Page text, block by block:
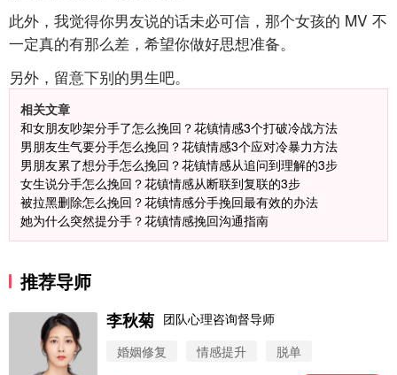
此外，我觉得你男友说的话未必可信，那个女孩的 MV 不
一定真的有那么差，希望你做好思想准备。
另外，留意下别的男生吧。
相关文章
和女朋友吵架分手了怎么挽回？花镇情感3个打破冷战方法
男朋友生气要分手怎么挽回？花镇情感3个应对冷暴力方法
男朋友累了想分手怎么挽回？花镇情感从追问到理解的3步
女生说分手怎么挽回？花镇情感从断联到复联的3步
被拉黑删除怎么挽回？花镇情感分手挽回最有效的办法
她为什么突然提分手？花镇情感挽回沟通指南
推荐导师
李秋菊 团队心理咨询督导师
婚姻修复
情感提升 脱单
案
32分钟前